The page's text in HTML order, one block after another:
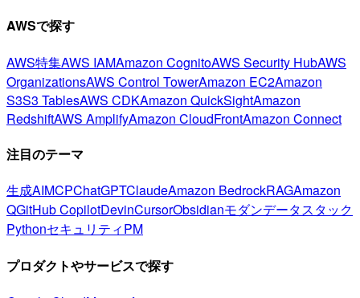
AWSで探す
AWS特集AWS IAMAmazon CognitoAWS Security HubAWS
OrganizationsAWS Control TowerAmazon EC2Amazon
S3S3 TablesAWS CDKAmazon QuickSightAmazon
RedshiftAWS AmplifyAmazon CloudFrontAmazon Connect
注目のテーマ
生成AIMCPChatGPTClaudeAmazon BedrockRAGAmazon
QGitHub CopilotDevinCursorObsidianモダンデータスタック
PythonセキュリティPM
プロダクトやサービスで探す